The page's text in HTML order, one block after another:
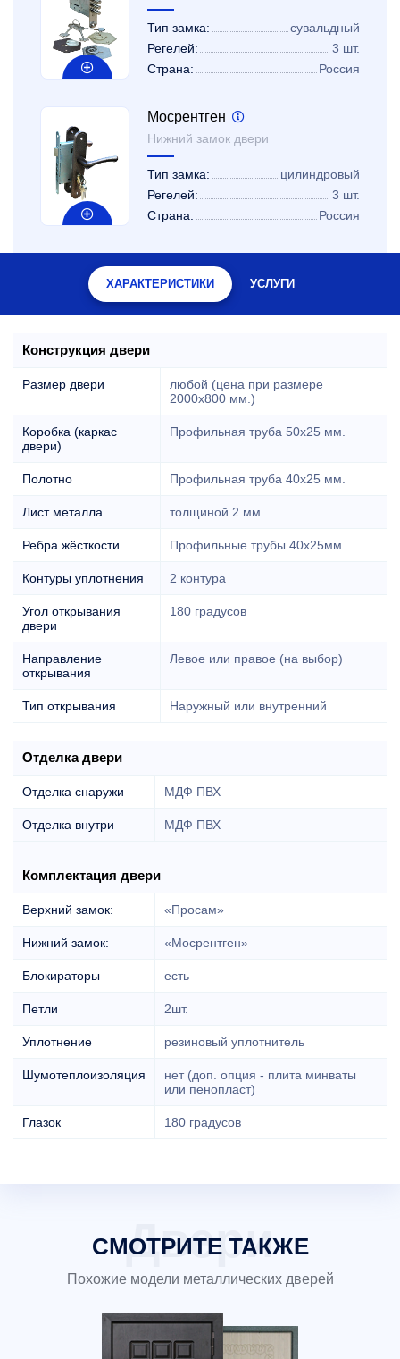
Тип замка:
сувальдный
Регелей:
3 шт.
Страна:
Россия
Мосрентген
Нижний замок двери
Тип замка:
цилиндровый
Регелей:
3 шт.
Страна:
Россия
ХАРАКТЕРИСТИКИ УСЛУГИ
Конструкция двери
Размер двери
любой (цена при размере
2000x800 мм.)
Коробка (каркас
двери)
Профильная труба 50х25 мм.
Полотно Профильная труба 40х25 мм.
Лист металла толщиной 2 мм.
Ребра жёсткости Профильные трубы 40х25мм
Контуры уплотнения 2 контура
Угол открывания
двери
180 градусов
Направление
открывания
Левое или правое (на выбор)
Тип открывания Наружный или внутренний
Отделка двери
Отделка снаружи МДФ ПВХ
Отделка внутри МДФ ПВХ
Комплектация двери
Верхний замок: «Просам»
Нижний замок: «Мосрентген»
Блокираторы есть
Петли 2шт.
Уплотнение резиновый уплотнитель
Шумотеплоизоляция
нет (доп. опция - плита минваты
или пенопласт)
Глазок 180 градусов
СМОТРИТЕ ТАКЖЕ
Похожие модели металлических дверей